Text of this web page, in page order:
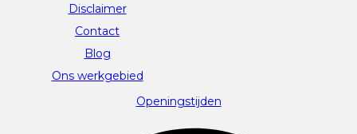
Disclaimer
Contact
Blog
Ons werkgebied
Openingstijden